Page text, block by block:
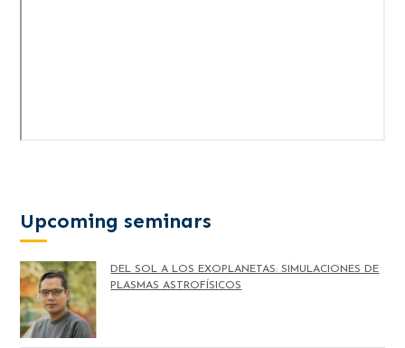
Upcoming seminars
DEL SOL A LOS EXOPLANETAS: SIMULACIONES DE
PLASMAS ASTROFÍSICOS